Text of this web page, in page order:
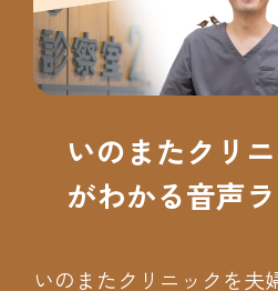
いのまたクリ
がわかる音声
いのまたクリニックを夫